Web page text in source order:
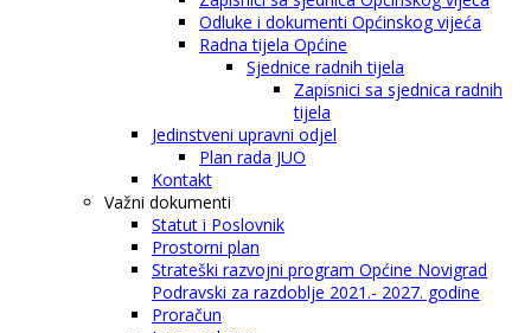
Odluke i dokumenti Općinskog vijeća
Radna tijela Općine
Sjednice radnih tijela
Zapisnici sa sjednica radnih
tijela
Jedinstveni upravni odjel
Plan rada JUO
Kontakt
Važni dokumenti
Statut i Poslovnik
Prostorni plan
Strateški razvojni program Općine Novigrad
Podravski za razdoblje 2021.- 2027. godine
Proračun